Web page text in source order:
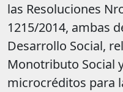
las Resoluciones
1215/2014, ambas
Desarrollo Social,
Monotributo Social
microcréditos para